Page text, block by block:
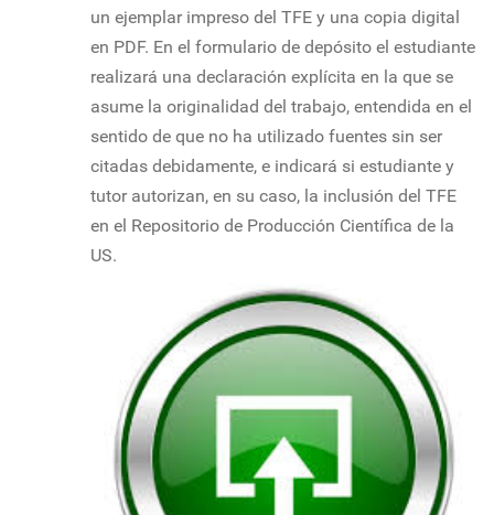
un ejemplar impreso del TFE y una copia digital
en PDF. En el formulario de depósito el estudiante
realizará una declaración explícita en la que se
asume la originalidad del trabajo, entendida en el
sentido de que no ha utilizado fuentes sin ser
citadas debidamente, e indicará si estudiante y
tutor autorizan, en su caso, la inclusión del TFE
en el Repositorio de Producción Científica de la
US.